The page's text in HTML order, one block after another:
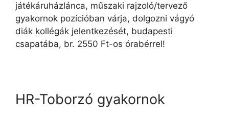
játékáruházlánca, műszaki rajzoló/tervező
gyakornok pozícióban várja, dolgozni vágyó
diák kollégák jelentkezését, budapesti
csapatába, br. 2550 Ft-os órabérrel!
HR-Toborzó gyakornok